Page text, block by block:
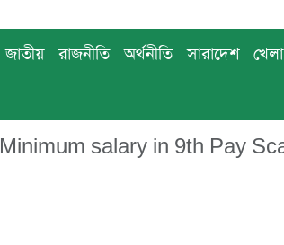
জাতীয় রাজনীতি অর্থনীতি সারাদেশ খেলা
Minimum salary in 9th Pay